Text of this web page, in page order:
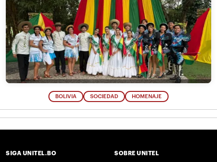
BOLIVIA SOCIEDAD HOMENAJE
SIGA UNITEL.BO SOBRE UNITEL